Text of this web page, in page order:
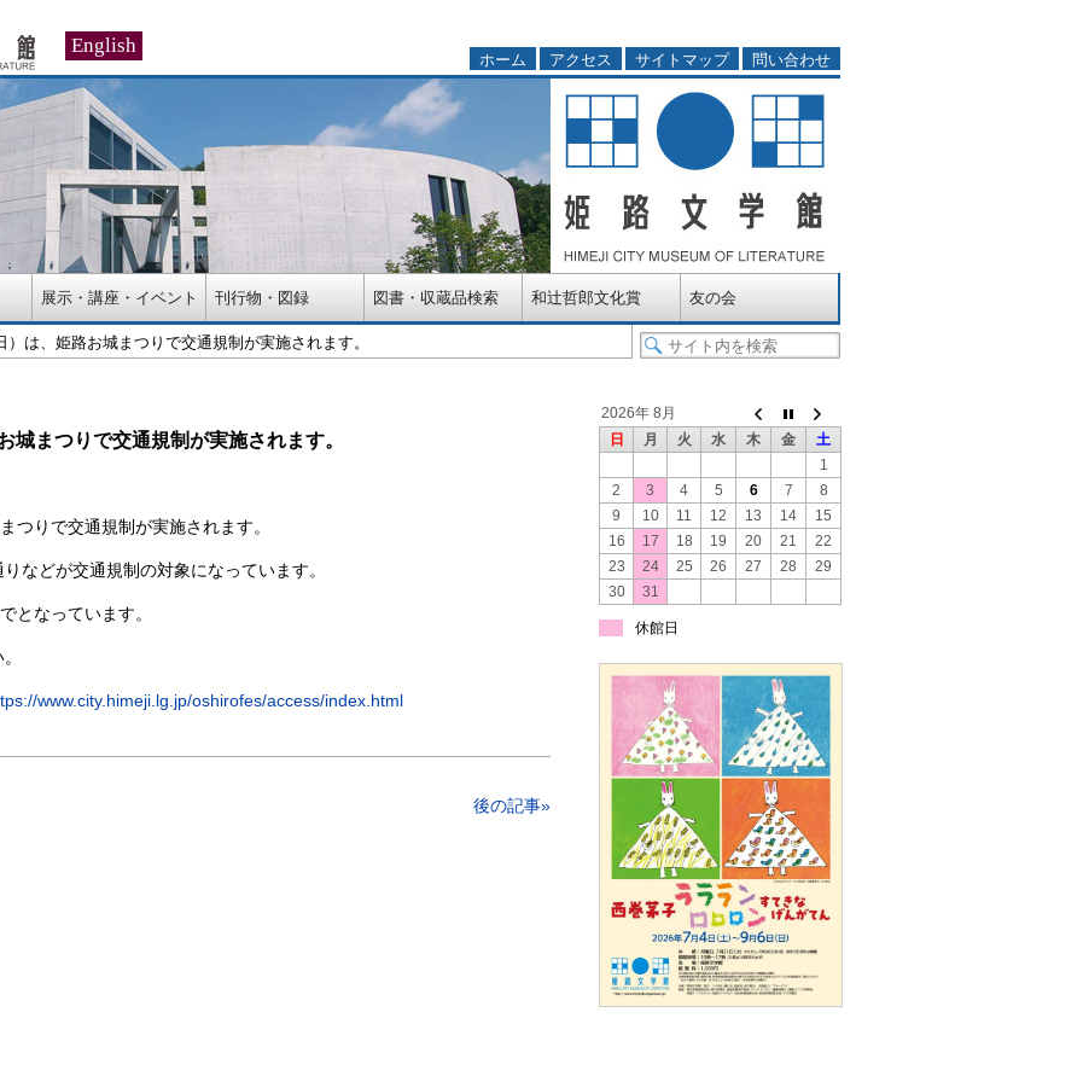
English
ホーム アクセス サイトマップ 問い合わせ
展示・講座・イベント 刊行物・図録 図書・収蔵品検索 和辻哲郎文化賞 友の会
）は、姫路お城まつりで交通規制が実施されます。
城まつりで交通規制が実施されます。
つりで交通規制が実施されます。
などが交通規制の対象になっています。
となっています。
www.city.himeji.lg.jp/oshirofes/access/index.html
後の記事»
2026年 8月
日
月 火 水 木 金
土
1
2
3 4 5 6 7
8
9
10 11 12 13 14
15
16
17 18 19 20 21
22
23
24 25 26 27 28
29
30
31
休館日